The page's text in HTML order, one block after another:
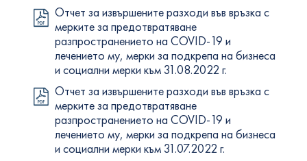
Отчет за извършените разходи във връзка с
мерките за предотвратяване
разпространението на COVID-19 и
лечението му, мерки за подкрепа на бизнеса
и социални мерки към 31.08.2022 г.
Отчет за извършените разходи във връзка с
мерките за предотвратяване
разпространението на COVID-19 и
лечението му, мерки за подкрепа на бизнеса
и социални мерки към 31.07.2022 г.